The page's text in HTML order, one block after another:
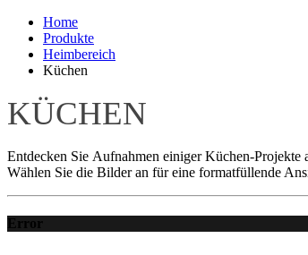
Home
Produkte
Heimbereich
Küchen
KÜCHEN
Entdecken Sie Aufnahmen einiger Küchen-Projekte
Wählen Sie die Bilder an für eine formatfüllende
Error